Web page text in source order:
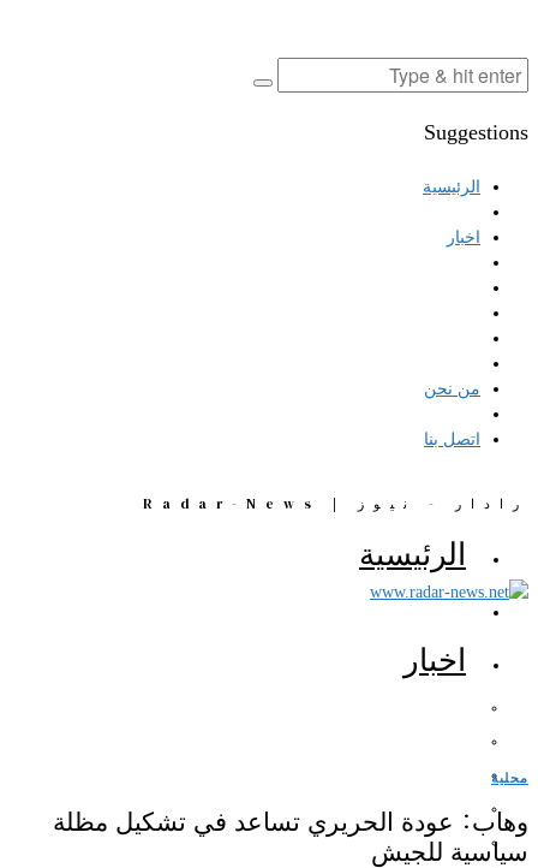
Suggestions
الرئيسية
اخبار
من نحن
اتصل بنا
رادار - نيوز | Radar-News
الرئيسية
اخبار
محلية
وهاب: عودة الحريري تساعد في تشكيل مظلة
سياسية للجيش